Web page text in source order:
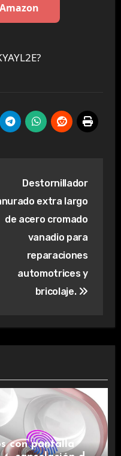
Destornillador
extra largo
de acero cromado
vanadio para
reparaciones
automotrices y
bricolaje.
con pantalla